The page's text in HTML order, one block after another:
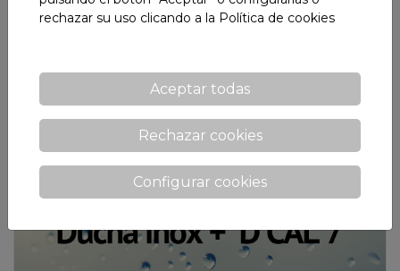
Desengrasante con solvente potente SYNER J.
rechazar su uso clicando a la Política de cookies
Aceptar todas
Rechazar cookies
Configurar cookies